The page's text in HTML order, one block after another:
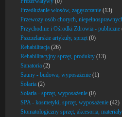
Przedłużanie włosów, zagęszczanie (13)
Przewozy osób chorych,
Przychodnie i Ośrodki Zdrowia - publiczne
Pszczelarskie artykuły, sprzęt (0)
Rehabilitacja (26)
Rehabilitacyjny sprzęt, produkty (13)
Sanatoria (2)
Sauny - budowa, wyposażenie (1)
Solaria (2)
Solaria - sprzęt, wyposażenie (0)
SPA - kosmetyki, sprzęt, wyposażenie (42)
Stomatologiczny sprzęt, akcesoria, materiały